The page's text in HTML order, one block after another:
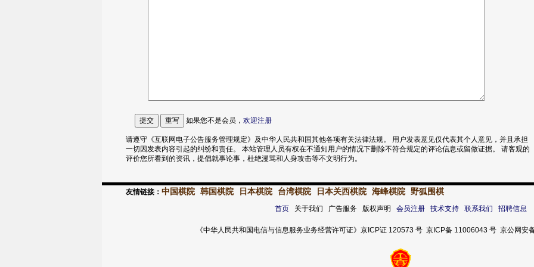
如果您不是会员， 欢迎注册
请遵守《互联网电子公告服务管理规定》及中华人民共和国其他各项有关法律法规。 用户发表意见仅代表其个人意见，并且承担
一切因发表内容引起的纠纷和责任。 本站管理人员有权在不通知用户的情况下删除不符合规定的评论信息或留做证据。 请客观的
评价您所看到的资讯，提倡就事论事，杜绝漫骂和人身攻击等不文明行为。
友情链接： 中国棋院 韩国棋院 日本棋院 台湾棋院 日本关西棋院 海峰棋院 野狐围棋
首页关于我们 广告服务 版权声明 会员注册 技术支持 联系我们 招聘信息
《中华人民共和国电信与信息服务业务经营许可证》京ICP证 120573 号 京ICP备 11006043 号 京公网安